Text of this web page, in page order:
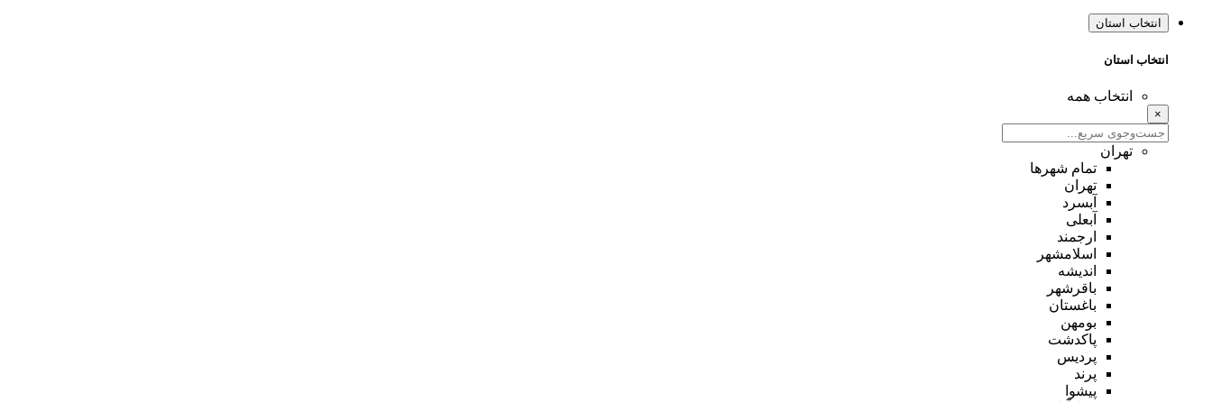
انتخاب استان
انتخاب استان
انتخاب همه
×
تهران
تمام شهر‌ها
تهران
آبسرد
آبعلی
ارجمند
اسلامشهر
اندیشه
باقرشهر
باغستان
بومهن
پاکدشت
پردیس
پرند
پیشوا